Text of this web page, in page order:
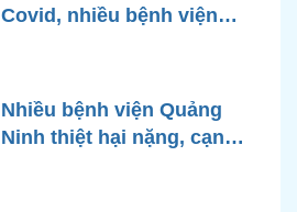
Covid, nhiều bệnh viện
Nhiều bệnh viện Quảng
Ninh thiệt hại nặng, cạn